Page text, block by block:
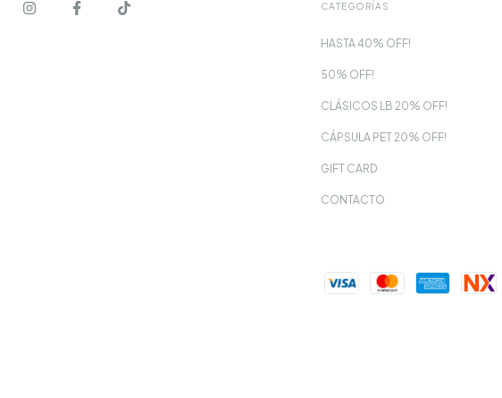
CATEGORÍAS
HASTA 40% OFF!
50% OFF!
CLÁSICOS LB 20% OFF!
CÁPSULA PET 20% OFF!
GIFT CARD
CONTACTO